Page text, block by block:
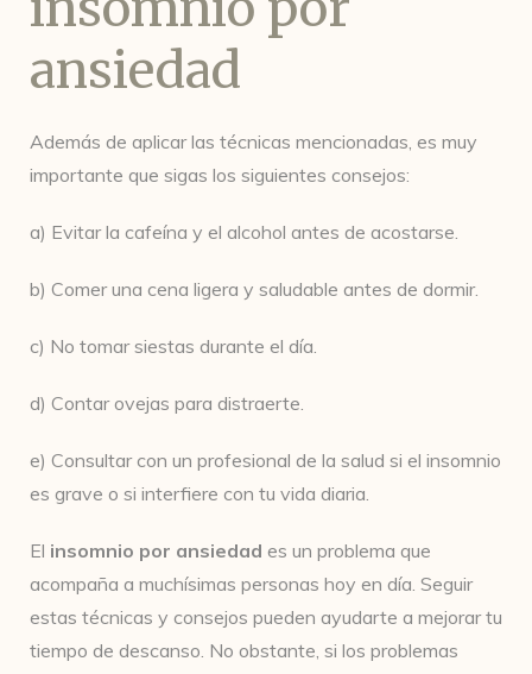
ansiedad
Además de aplicar las técnicas mencionadas, es muy
importante que sigas los siguientes consejos:
a) Evitar la cafeína y el alcohol antes de acostarse.
b) Comer una cena ligera y saludable antes de dormir.
c) No tomar siestas durante el día.
d) Contar ovejas para distraerte.
e) Consultar con un profesional de la salud si el insomnio
es grave o si interfiere con tu vida diaria.
El insomnio por ansiedad es un problema que
acompaña a muchísimas personas hoy en día. Seguir
estas técnicas y consejos pueden ayudarte a mejorar tu
tiempo de descanso. No obstante, si los problemas